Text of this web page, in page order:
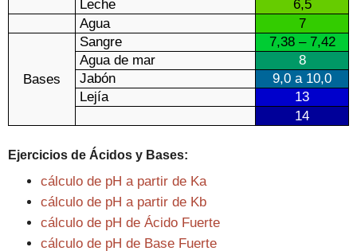
Leche
6,5
Agua
7
Bases
Sangre
7,38 – 7,42
Agua de mar
8
Jabón
9,0 a 10,0
Lejía
13
14
Ejercicios de Ácidos y Bases:
cálculo de pH a partir de Ka
cálculo de pH a partir de Kb
cálculo de pH de Ácido Fuerte
cálculo de pH de Base Fuerte